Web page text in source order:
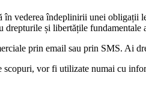
vederea îndeplinirii unei
și libertățile
prin email sau prin SMS. Ai
vor fi utilizate numai cu